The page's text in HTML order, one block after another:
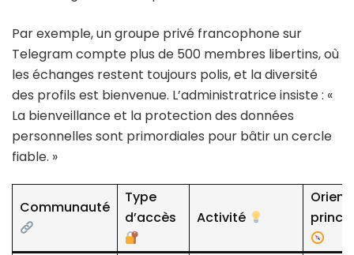
Par exemple, un groupe privé francophone sur
Telegram compte plus de 500 membres libertins, où
les échanges restent toujours polis, et la diversité
des profils est bienvenue. L’administratrice insiste : «
La bienveillance et la protection des données
personnelles sont primordiales pour bâtir un cercle
fiable. »
Communauté
Type
d’accès
Activité